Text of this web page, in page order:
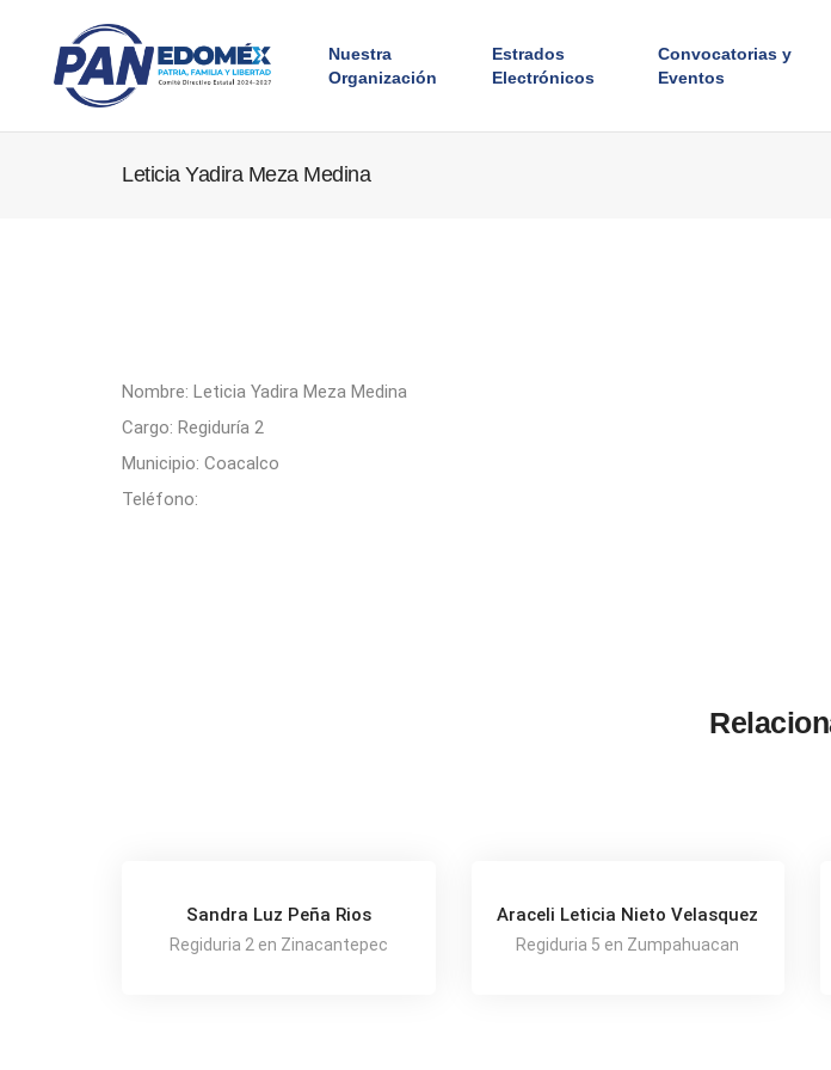
Nuestra
Organización
Estrados
Electrónicos
Convocatorias y
Eventos
Leticia Yadira Meza Medina
Nombre: Leticia Yadira Meza Medina
Cargo: Regiduría 2
Municipio: Coacalco
Teléfono:
Sandra Luz Peña Rios
Regiduria 2 en Zinacantepec
Araceli Leticia Nieto Velasquez
Regiduria 5 en Zumpahuacan